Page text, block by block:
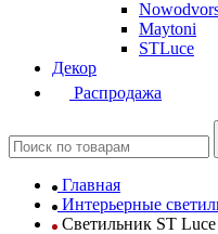
Maytoni
STLuce
Декор
Распродажа
Главная
Интерьерные
Светильник ST